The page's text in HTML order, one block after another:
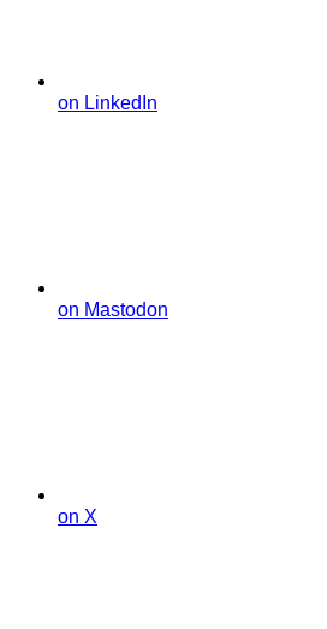
on LinkedIn
on Mastodon
on X